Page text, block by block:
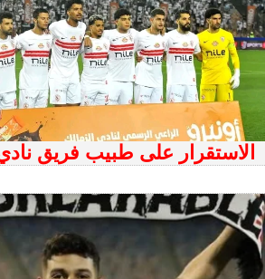
الاستقرار على طبيب فريق